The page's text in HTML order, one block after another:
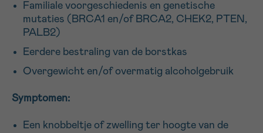
Familiale voorgeschiedenis en genetische
mutaties (BRCA1 en/of BRCA2, CHEK2, PTEN,
PALB2)
Eerdere bestraling van de borstkas
Overgewicht en/of overmatig alcoholgebruik
Symptomen:
Een knobbeltje of zwelling ter hoogte van de